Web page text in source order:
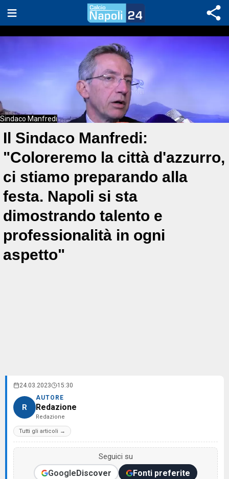
Sindaco Manfredi
Il Sindaco Manfredi:
"Coloreremo la città d'azzurro,
ci stiamo preparando alla
festa. Napoli si sta
dimostrando talento e
professionalità in ogni
aspetto"
24.03.2023 15:30
R
AUTORE
Redazione
Redazione
Tutti gli articoli →
Seguici su
GoogleDiscover Fonti preferite